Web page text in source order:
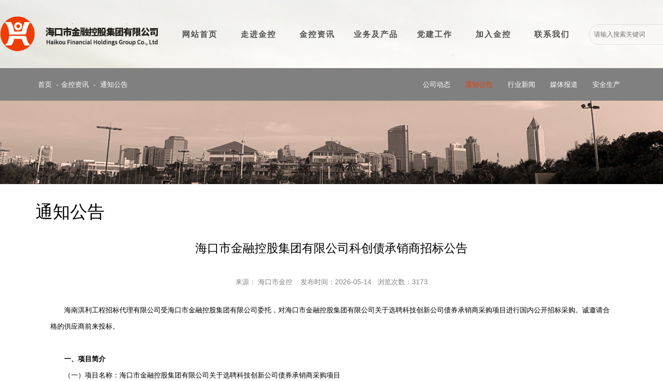
网站首页 走进金控 金控资讯 业务及产品 党建工作 加入金控 联系我们
首页 - 金控资讯 - 通知公告 公司动态 通知公告 行业新闻 媒体报道 安全生产
通知公告
海口市金融控股集团有限公司科创债承销商招标公告
来源： 海口市金控 发布时间：2026-05-14 浏览次数： 3173
海南淇利工程招标代理有限公司受海口市金融控股集团有限公司委托，对海口市金融控股集团有限公司关于选聘科技创新公司债券承销商采购项目进行国内公开招标采购。诚邀请合
格的供应商前来投标。
一、项目简介
（一）项目名称：海口市金融控股集团有限公司关于选聘科技创新公司债券承销商采购项目